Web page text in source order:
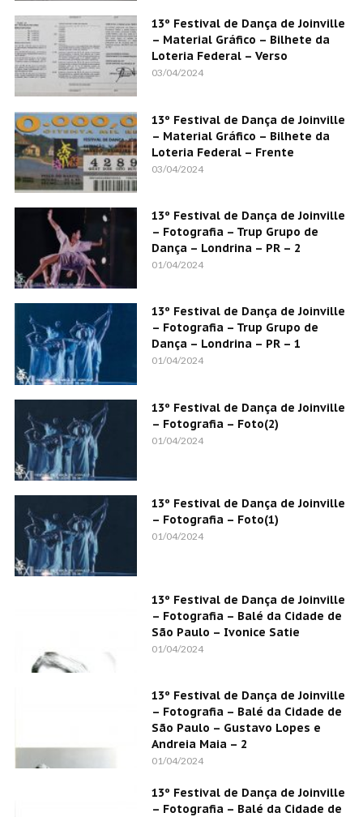
13º Festival de Dança de Joinville
– Material Gráfico – Bilhete da
Loteria Federal – Verso
03/04/2024
13º Festival de Dança de Joinville
– Material Gráfico – Bilhete da
Loteria Federal – Frente
03/04/2024
13º Festival de Dança de Joinville
– Fotografia – Trup Grupo de
Dança – Londrina – PR – 2
01/04/2024
13º Festival de Dança de Joinville
– Fotografia – Trup Grupo de
Dança – Londrina – PR – 1
01/04/2024
13º Festival de Dança de Joinville
– Fotografia – Foto(2)
01/04/2024
13º Festival de Dança de Joinville
– Fotografia – Foto(1)
01/04/2024
13º Festival de Dança de Joinville
– Fotografia – Balé da Cidade de
São Paulo – Ivonice Satie
01/04/2024
13º Festival de Dança de Joinville
– Fotografia – Balé da Cidade de
São Paulo – Gustavo Lopes e
Andreia Maia – 2
01/04/2024
13º Festival de Dança de Joinville
– Fotografia – Balé da Cidade de